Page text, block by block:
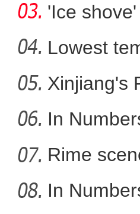
春回
'Ice
Lowest
Xinjiang's
In
Rime
In